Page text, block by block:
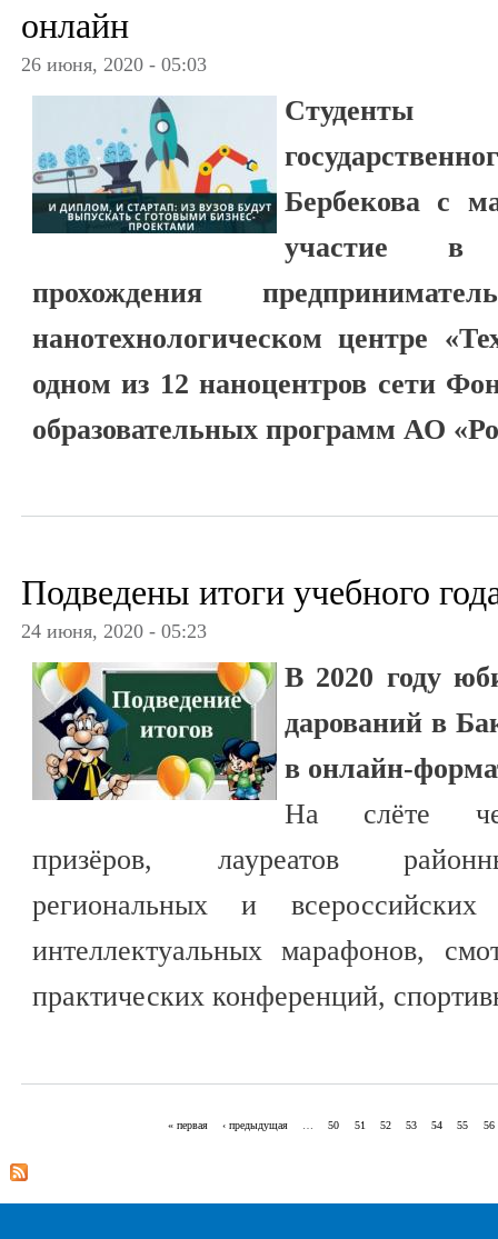
онлайн
26 июня, 2020 - 05:03
Студенты
Бербекова с
участие в
прохождения
нанотехнологическом центре
одном из 12 наноцентров сети
образовательных программ АО
Подведены итоги учебного
24 июня, 2020 - 05:23
В 2020 году
дарований в
в онлайн-
На слёте
призёров, лауреатов
региональных и
интеллектуальных марафонов,
практических конференций,
« первая ‹ предыдущая 50 51 52 53 54 55 56